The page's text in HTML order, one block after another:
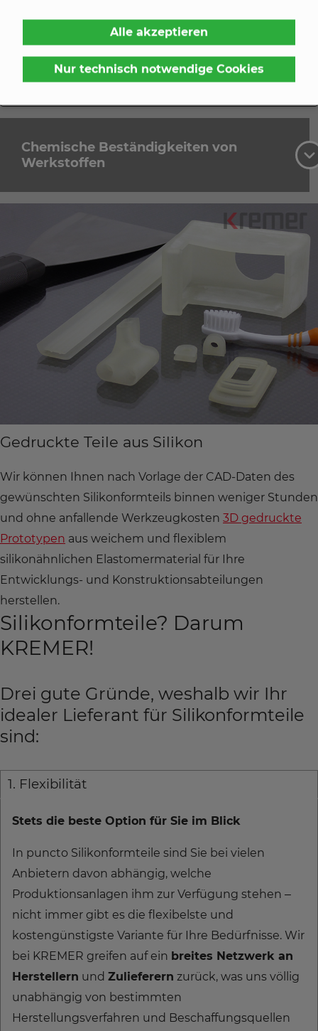
Alle akzeptieren
Nur technisch notwendige Cookies
Wasserdampfbeständigkeit
Chemische Beständigkeiten von
Werkstoffen
Gedruckte Teile aus Silikon
Wir können Ihnen nach Vorlage der CAD-Daten des
gewünschten Silikonformteils binnen weniger Stunden
und ohne anfallende Werkzeugkosten 3D gedruckte
Prototypen aus weichem und flexiblem
silikonähnlichen Elastomermaterial für Ihre
Entwicklungs- und Konstruktionsabteilungen
herstellen.
Silikonformteile? Darum
KREMER!
Drei gute Gründe, weshalb wir Ihr
idealer Lieferant für Silikonformteile
sind:
1. Flexibilität
Stets die beste Option für Sie im Blick
In puncto Silikonformteile sind Sie bei vielen
Anbietern davon abhängig, welche
Produktionsanlagen ihm zur Verfügung stehen –
nicht immer gibt es die flexibelste und
kostengünstigste Variante für Ihre Bedürfnisse. Wir
bei KREMER greifen auf ein breites Netzwerk an
Herstellern und Zulieferern zurück, was uns völlig
unabhängig von bestimmten
Herstellungsverfahren und Beschaffungsquellen